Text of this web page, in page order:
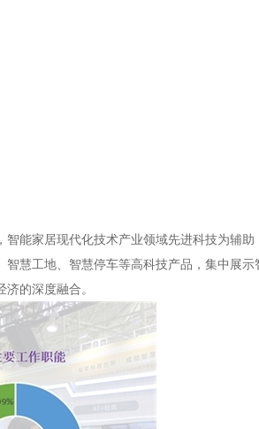
能家居现代化技术产业领域先进科技为辅助
慧工地、智慧停车等高科技产品，集中展示
的深度融合。